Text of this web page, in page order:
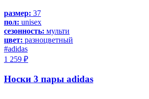
размер: 37
пол: unisex
сезонность: мульти
цвет: разноцветный
#adidas
1 259 ₽
Носки 3 пары adidas